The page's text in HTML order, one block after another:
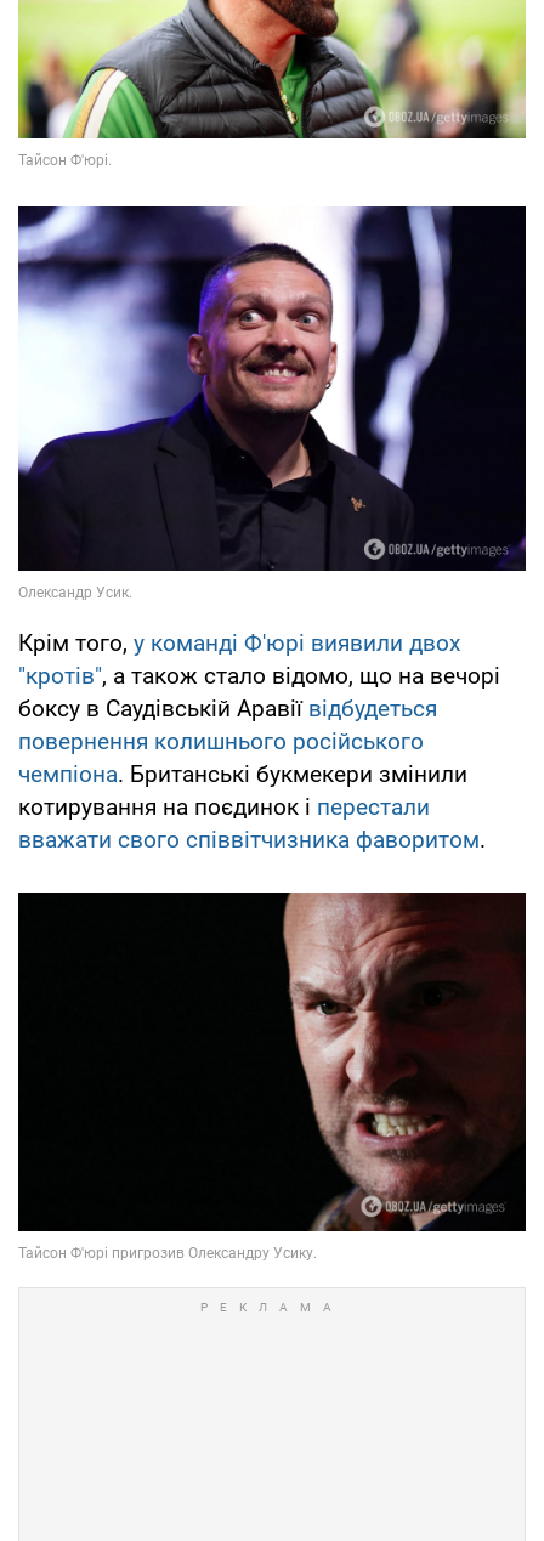
Крім того, у команді Ф'юрі виявили двох
"кротів", а також стало відомо, що на вечорі
боксу в Саудівській Аравії відбудеться
повернення колишнього російського
чемпіона. Британські букмекери змінили
котирування на поєдинок і перестали
вважати свого співвітчизника фаворитом.